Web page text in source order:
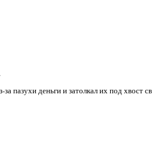
пазухи деньги и затолкал их под хвост